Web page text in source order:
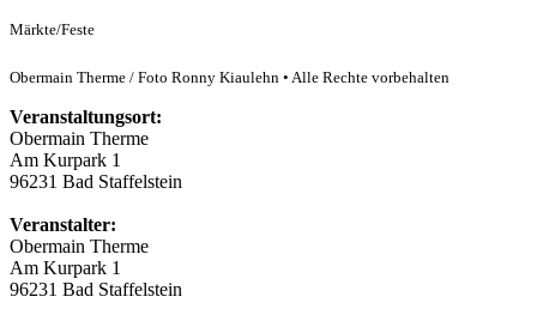
Märkte/Feste
Obermain Therme / Foto Ronny Kiaulehn • Alle Rechte vorbehalten
Veranstaltungsort:
Obermain Therme
Am Kurpark 1
96231 Bad Staffelstein
Veranstalter:
Obermain Therme
Am Kurpark 1
96231 Bad Staffelstein